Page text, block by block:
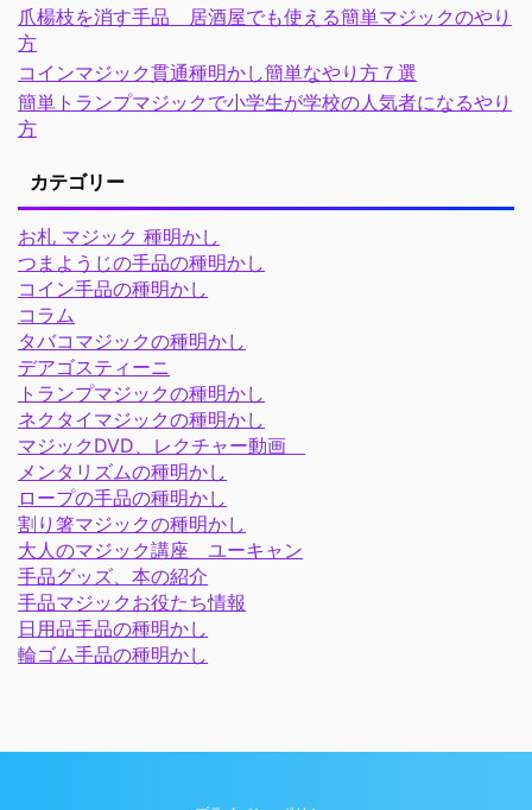
爪楊枝を消す手品 居酒屋でも使える簡単マジックのやり
方
コインマジック貫通種明かし簡単なやり方７選
簡単トランプマジックで小学生が学校の人気者になるやり
方
カテゴリー
お札 マジック 種明かし
つまようじの手品の種明かし
コイン手品の種明かし
コラム
タバコマジックの種明かし
デアゴスティーニ
トランプマジックの種明かし
ネクタイマジックの種明かし
マジックDVD、レクチャー動画
メンタリズムの種明かし
ロープの手品の種明かし
割り箸マジックの種明かし
大人のマジック講座 ユーキャン
手品グッズ、本の紹介
手品マジックお役たち情報
日用品手品の種明かし
輪ゴム手品の種明かし